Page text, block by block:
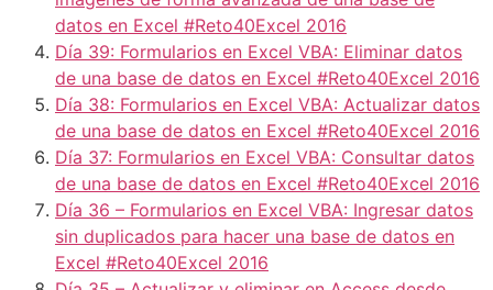
datos en Excel #Reto40Excel 2016
Día 39: Formularios en Excel VBA: Eliminar datos
de una base de datos en Excel #Reto40Excel 2016
Día 38: Formularios en Excel VBA: Actualizar datos
de una base de datos en Excel #Reto40Excel 2016
Día 37: Formularios en Excel VBA: Consultar datos
de una base de datos en Excel #Reto40Excel 2016
Día 36 – Formularios en Excel VBA: Ingresar datos
sin duplicados para hacer una base de datos en
Excel #Reto40Excel 2016